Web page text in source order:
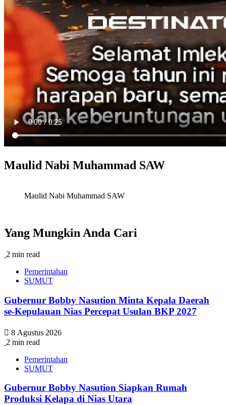
Maulid Nabi Muhammad SAW
Maulid Nabi Muhammad SAW
Yang Mungkin Anda Cari
2 min read
Pemerintahan
SUMUT
Gubernur Bobby Nasution Minta Kepala Daerah
se-Kepulauan Nias Percepat Usulan BKP 2027
8 Agustus 2026
2 min read
Pemerintahan
SUMUT
Gubernur Bobby Nasution Siapkan Rumah
Produksi Kelapa di Nias Utara